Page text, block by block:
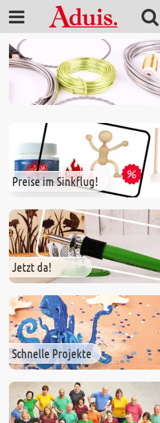
Preise im Sinkflug!
Jetzt da!
Schnelle Projekte